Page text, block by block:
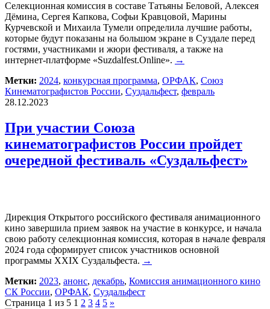
Селекционная комиссия в составе Татьяны Беловой, Алексея
Дёмина, Сергея Капкова, Софьи Кравцовой, Марины
Курчевской и Михаила Тумели определила лучшие работы,
которые будут показаны на большом экране в Суздале перед
гостями, участниками и жюри фестиваля, а также на
интернет-платформе «Suzdalfest.Online». →
Метки: 2024, конкурсная программа, ОРФАК, Союз
Кинематографистов России, Суздальфест, февраль
28.12.2023
При участии Союза
кинематографистов России пройдет
очередной фестиваль «Суздальфест»
Дирекция Открытого российского фестиваля анимационного
кино завершила прием заявок на участие в конкурсе, и начала
свою работу селекционная комиссия, которая в начале февраля
2024 года сформирует список участников основной
программы XXIX Суздальфеста. →
Метки: 2023, анонс, декабрь, Комиссия анимационного кино
СК России, ОРФАК, Суздальфест
Страница 1 из 5 1 2 3 4 5 »